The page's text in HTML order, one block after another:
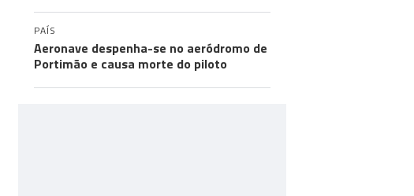
PAÍS
Aeronave despenha-se no aeródromo de
Portimão e causa morte do piloto